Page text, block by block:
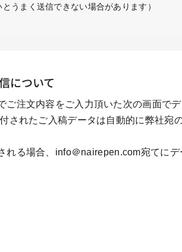
うまく送信できない場合があります）
について
ご注文内容をご入力頂いた次の画面で
されたご入稿データは自動的に弊社宛
れる場合、info＠nairepen.com宛てにデ